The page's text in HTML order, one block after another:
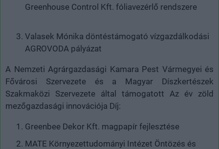
Greenhouse Control Kft. fóliavezérlő rendszere
Valasek Mónika döntéstámogató vízgazdálkodási
AGROVODA pályázat
A Nemzeti Agrárgazdasági Kamara Pest Vármegyei és
Fővárosi Szervezete és a Magyar Díszkertészek
Szakmaközi Szervezete által támogatott Az év zöld
mezőgazdasági innovációja Díj:
Greenbee Dekor Kft. magpapír fejlesztése
MATE Környezettudományi Intézet Öntözés és